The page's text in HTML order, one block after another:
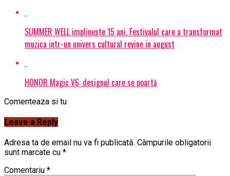
SUMMER WELL implineste 15 ani. Festivalul care a transformat
muzica intr-un univers cultural revine in august
HONOR Magic V6: designul care se poartă
Comenteaza si tu
Leave a Reply
Adresa ta de email nu va fi publicată. Câmpurile obligatorii
sunt marcate cu *
Comentariu *